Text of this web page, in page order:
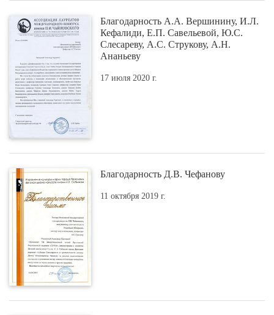
Благодарность А.А. Вершинину, И.Л.
Кефалиди, Е.П. Савельевой, Ю.С.
Слесареву, А.С. Струкову, А.Н.
Ананьеву
17 июля 2020 г.
Благодарность Д.В. Чефанову
11 октября 2019 г.